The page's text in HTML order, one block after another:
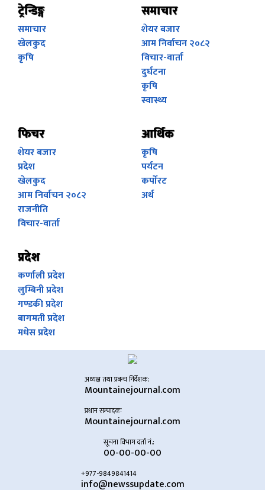
ट्रेन्डिङ्ग
समाचार
खेलकुद
कृषि
समाचार
शेयर बजार
आम निर्वाचन २०८२
विचार-वार्ता
दुर्घटना
कृषि
स्वास्थ्य
फिचर
शेयर बजार
प्रदेश
खेलकुद
आम निर्वाचन २०८२
राजनीति
विचार-वार्ता
आर्थिक
कृषि
पर्यटन
कर्पाेरट
अर्थ
प्रदेश
कर्णाली प्रदेश
लुम्बिनी प्रदेश
गण्डकी प्रदेश
बागमती प्रदेश
मधेस प्रदेश
अध्यक्ष तथा प्रबन्ध निर्देशक:
Mountainejournal.com
प्रधान सम्पादकः
Mountainejournal.com
सूचना विभाग दर्ता नं.:
00-00-00-00
+977-9849841414
info@newssupdate.com